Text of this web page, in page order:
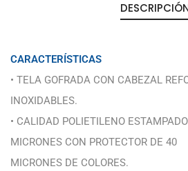
CARACTERÍSTICAS
• TELA GOFRADA CON CABEZAL
INOXIDABLES.
• CALIDAD POLIETILENO
MICRONES CON PROTECTOR DE 40
MICRONES DE COLORES.